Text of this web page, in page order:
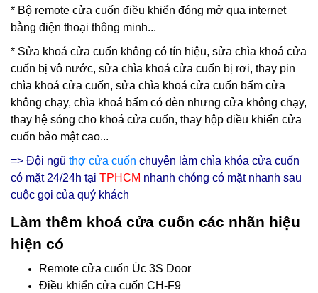
* Bộ remote cửa cuốn điều khiển đóng mở qua internet
bằng điện thoại thông minh...
* Sửa khoá cửa cuốn không có tín hiệu, sửa chìa khoá cửa
cuốn bị vô nước, sửa chìa khoá cửa cuốn bị rơi, thay pin
chìa khoá cửa cuốn, sửa chìa khoá cửa cuốn bấm cửa
không chạy, chìa khoá bấm có đèn nhưng cửa không chạy,
thay hệ sóng cho khoá cửa cuốn, thay hộp điều khiển cửa
cuốn bảo mật cao...
=> Đội ngũ thợ cửa cuốn chuyên làm chìa khóa cửa cuốn
có mặt 24/24h tại TPHCM nhanh chóng có mặt nhanh sau
cuộc gọi của quý khách
Làm thêm khoá cửa cuốn các nhãn hiệu
hiện có
Remote cửa cuốn Úc 3S Door
Điều khiển cửa cuốn CH-F9